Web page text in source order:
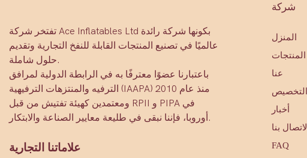
تفتخر شركة Ace Inflatables Ltd بكونها شركة رائدة
عالميًا في تصنيع المنتجات القابلة للنفخ التجارية وتقديم
حلول شاملة.
باعتبارنا عضوًا معترفًا به في الرابطة الدولية لمرافق
الترفيه والمنتزهات الترفيهية (IAAPA) منذ عام 2010
ومعتمدين كهيئة تفتيش من قبل RPII و PIPA في
أوروبا، فإننا نبقى في طليعة معايير الصناعة والابتكار.
علاماتنا التجارية
شركة
المنزل
المنتجات
عنا
التخصيص
أخبار
الاتصال بنا
FAQ